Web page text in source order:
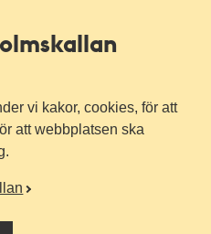
vi kakor, cookies, för att
att webbplatsen ska